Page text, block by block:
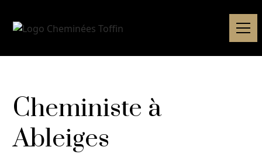
Cheministe à
Ableiges